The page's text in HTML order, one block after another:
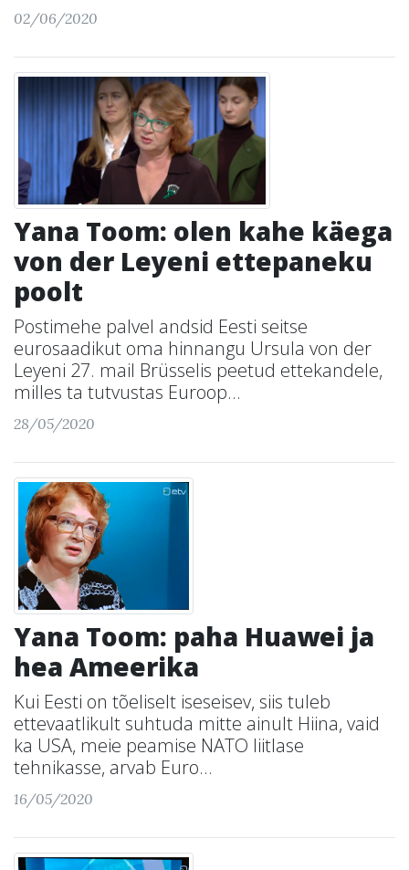
02/06/2020
Yana Toom: olen kahe käega
von der Leyeni ettepaneku
poolt
Postimehe palvel andsid Eesti seitse
eurosaadikut oma hinnangu Ursula von der
Leyeni 27. mail Brüsselis peetud ettekandele,
milles ta tutvustas Euroop...
28/05/2020
Yana Toom: paha Huawei ja
hea Ameerika
Kui Eesti on tõeliselt iseseisev, siis tuleb
ettevaatlikult suhtuda mitte ainult Hiina, vaid
ka USA, meie peamise NATO liitlase
tehnikasse, arvab Euro...
16/05/2020